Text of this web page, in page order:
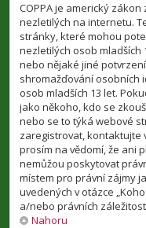
COPPA je americký
nezletilých na internetu.
stránky, které mohou
nezletilých osob mladších
nebo nějaké jiné
shromažďování osobních
osob mladších 13 let.
jako někoho, kdo se
nebo se to týká webové
zaregistrovat, kontaktujte
prosím na vědomí, že ani
nemůžou poskytovat
místem pro právní zájmy
uvedených v otázce
a/nebo právních
Nahoru